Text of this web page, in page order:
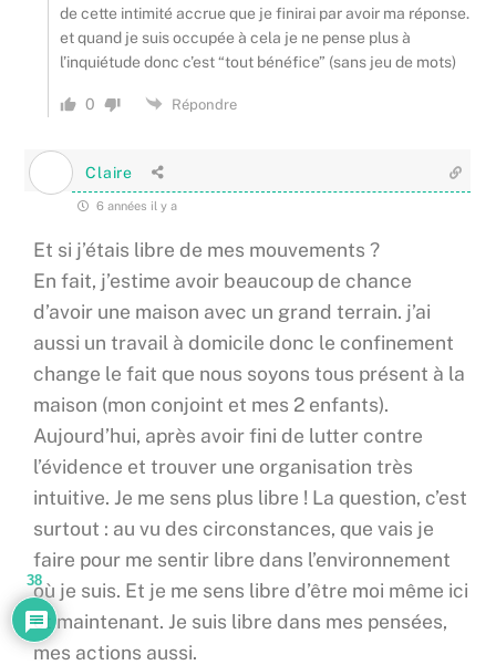
de cette intimité accrue que je finirai par avoir ma réponse.
et quand je suis occupée à cela je ne pense plus à
l’inquiétude donc c’est “tout bénéfice” (sans jeu de mots)
0 Répondre
Claire
6 années il y a
Et si j’étais libre de mes mouvements ?
En fait, j’estime avoir beaucoup de chance
d’avoir une maison avec un grand terrain. j’ai
aussi un travail à domicile donc le confinement
change le fait que nous soyons tous présent à la
maison (mon conjoint et mes 2 enfants).
Aujourd’hui, après avoir fini de lutter contre
l’évidence et trouver une organisation très
intuitive. Je me sens plus libre ! La question, c’est
surtout : au vu des circonstances, que vais je
faire pour me sentir libre dans l’environnement
où je suis. Et je me sens libre d’être moi même ici
et maintenant. Je suis libre dans mes pensées,
mes actions aussi.
38